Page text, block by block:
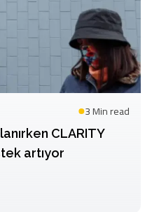
3 Minread
CLARITY
artıyor